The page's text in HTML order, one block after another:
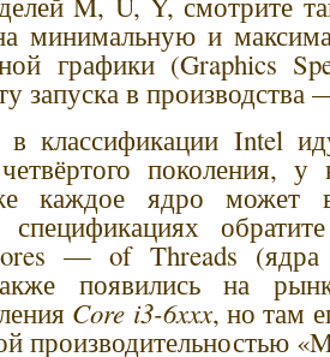
минимальную и
графики (Graphics
запуска в
классификации Intel
четвёртого поколения,
каждое ядро может
— of Threads (ядра
появились на
Core i3-6xxx, но там
производительностью